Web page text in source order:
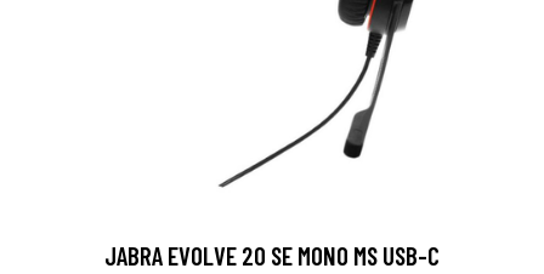
JABRA EVOLVE 20 SE MONO MS USB-C